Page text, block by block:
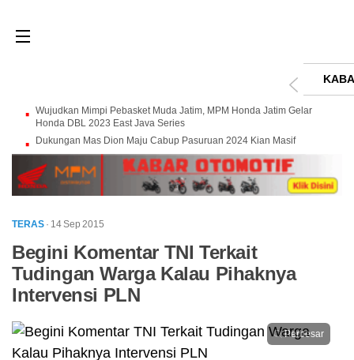
Wujudkan Mimpi Pebasket Muda Jatim, MPM Honda Jatim Gelar
Honda DBL 2023 East Java Series
Dukungan Mas Dion Maju Cabup Pasuruan 2024 Kian Masif
TERAS · 14 Sep 2015
Begini Komentar TNI Terkait
Tudingan Warga Kalau Pihaknya
Intervensi PLN
Perbesar